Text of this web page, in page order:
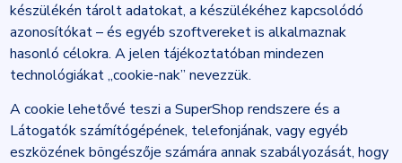
készülékén tárolt adatokat, a készülékéhez kapcsolódó
azonosítókat – és egyéb szoftvereket is alkalmaznak
hasonló célokra. A jelen tájékoztatóban mindezen
technológiákat „cookie-nak” nevezzük.
A cookie lehetővé teszi a SuperShop rendszere és a
Látogatók számítógépének, telefonjának, vagy egyéb
eszközének böngészője számára annak szabályozását, hogy